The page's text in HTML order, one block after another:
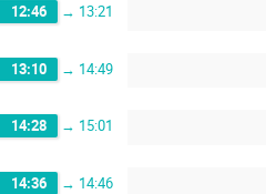
12:46 → 13:21
13:10 → 14:49
14:28 → 15:01
14:36 → 14:46